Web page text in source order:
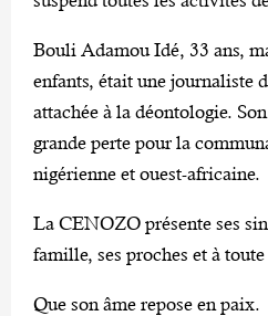
Bouli Adamou Idé, 33 ans,
enfants, était une journaliste
attachée à la déontologie.
grande perte pour la
nigérienne et ouest-africaine.
La CENOZO présente ses
famille, ses proches et à
Que son âme repose en paix.